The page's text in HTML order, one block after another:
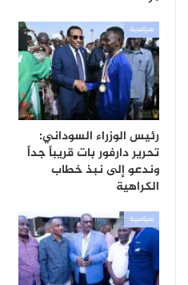
سياسية
رئيس الوزراء السوداني:
تحرير دارفور بات قريباً جداً
وندعو إلى نبذ خطاب
الكراهية
سياسية